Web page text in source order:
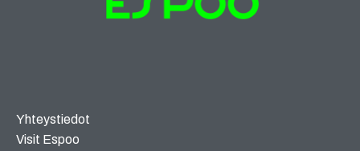
Yhteystiedot
Visit Espoo